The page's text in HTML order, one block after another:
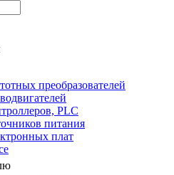
преобразователей
PLC
питания
плат